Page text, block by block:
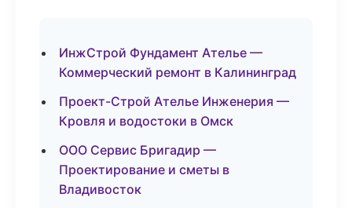
ИнжСтрой Фундамент Ателье —
Коммерческий ремонт в Калининград
Проект-Строй Ателье Инженерия —
Кровля и водостоки в Омск
ООО Сервис Бригадир —
Проектирование и сметы в
Владивосток